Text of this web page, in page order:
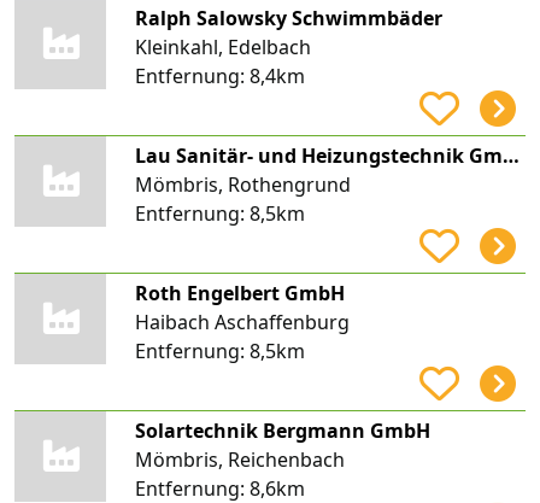
Ralph Salowsky Schwimmbäder
Kleinkahl, Edelbach
Entfernung: 8,4km
Lau Sanitär- und Heizungstechnik GmbH
Mömbris, Rothengrund
Entfernung: 8,5km
Roth Engelbert GmbH
Haibach Aschaffenburg
Entfernung: 8,5km
Solartechnik Bergmann GmbH
Mömbris, Reichenbach
Entfernung: 8,6km